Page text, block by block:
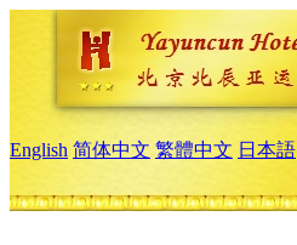
English 简体中文 繁體中文 日本語